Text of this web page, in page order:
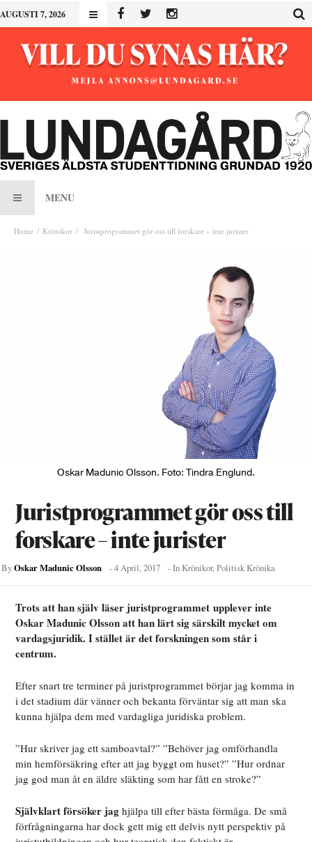
AUGUSTI 7, 2026
MENU
Home Krönikor Juristprogrammet gör oss till forskare – inte jurister
Oskar Madunic Olsson. Foto: Tindra Englund.
Juristprogrammet gör oss till
forskare – inte jurister
ByOskar Madunic Olsson -4 April, 2017 - In Krönikor,Politisk Krönika
Trots att han själv läser juristprogrammet upplever inte
Oskar Madunic Olsson att han lärt sig särskilt mycket om
vardagsjuridik. I stället är det forskningen som står i
centrum.
Efter snart tre terminer på juristprogrammet börjar jag komma in
i det stadium där vänner och bekanta förväntar sig att man ska
kunna hjälpa dem med vardagliga juridiska problem.
”Hur skriver jag ett samboavtal?” ”Behöver jag omförhandla
min hemförsäkring efter att jag byggt om huset?” ”Hur ordnar
jag god man åt en äldre släkting som har fått en stroke?”
Självklart försöker jag hjälpa till efter bästa förmåga. De små
förfrågningarna har dock gett mig ett delvis nytt perspektiv på